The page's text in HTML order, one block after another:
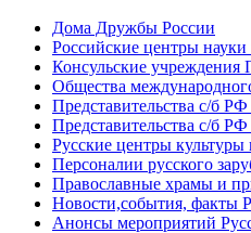
Дома Дружбы России
Российские центры науки
Консульские учреждения
Общества
Представительства с/б
Представительства с/б
Русские центры культуры
Персоналии русского
Православные храмы и
Новости,события, факты
Анонсы мероприятий